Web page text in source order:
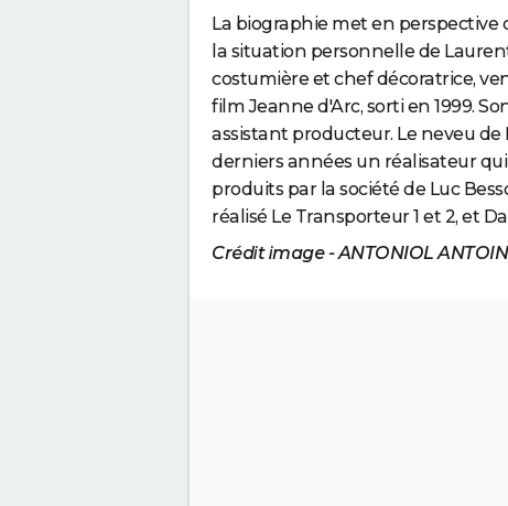
La biographie met en perspective
la situation personnelle de
costumière et chef décoratrice,
film Jeanne d'Arc, sorti en 1999.
assistant producteur. Le neveu
derniers années un réalisateur
produits par la société de Luc
réalisé Le Transporteur 1 et 2, et
Crédit image - ANTONIOL